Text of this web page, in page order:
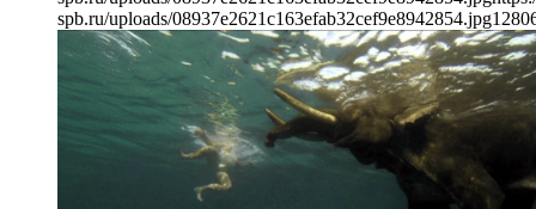
spb.ru/uploads/08937e2621c163efab32cef9e8942854.jpg1280